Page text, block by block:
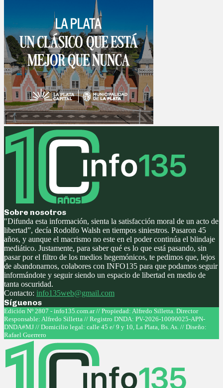
Sobre nosotros
"Difunda esta información, sienta la satisfacción moral de un acto de
libertad”, decía Rodolfo Walsh en tiempos siniestros. Pasaron 45
años, y aunque el macrismo no este en el poder continúa el blindaje
mediático. Justamente, para saber qué es lo que está pasando, sin
pasar por el filtro de los medios hegemónicos, te pedimos que, lejos
de abandonarnos, colabores con INFO135 para que podamos seguir
informándote y seguir siendo un espacio de libertad en medio de
tanta oscuridad.
Contacto: info135web@gmail.com
Síguenos
Facebook
Twitter
Instagram
Youtube
Edición Nº 2807 - info135.com.ar // Propiedad: Alfredo Silletta. Director
Responsable: Alfredo Silletta // Registro DNDA: PV-2026-10090025-APN-
DNDA#MJ // Domicilio legal: calle 45 e/ 9 y 10, La Plata, Bs. As. // Diseño:
Rafael Guerrero